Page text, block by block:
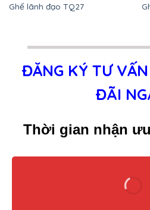
Ghế lãnh đạo TQ27
ĐĂNG KÝ TƯ
ĐÃI
Thời gian nhận